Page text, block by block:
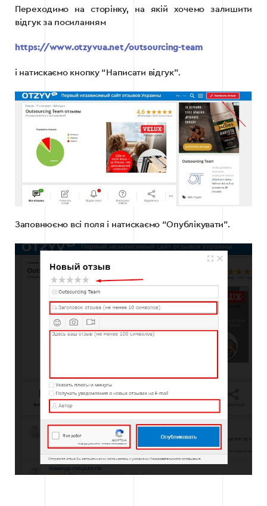
Переходимо на сторінку, на якій хочемо залишити
відгук за посиланням
https://www.otzyvua.net/outsourcing-team
і натискаємо кнопку “Написати відгук”.
Заповнюємо всі поля і натискаємо “Опублікувати”.